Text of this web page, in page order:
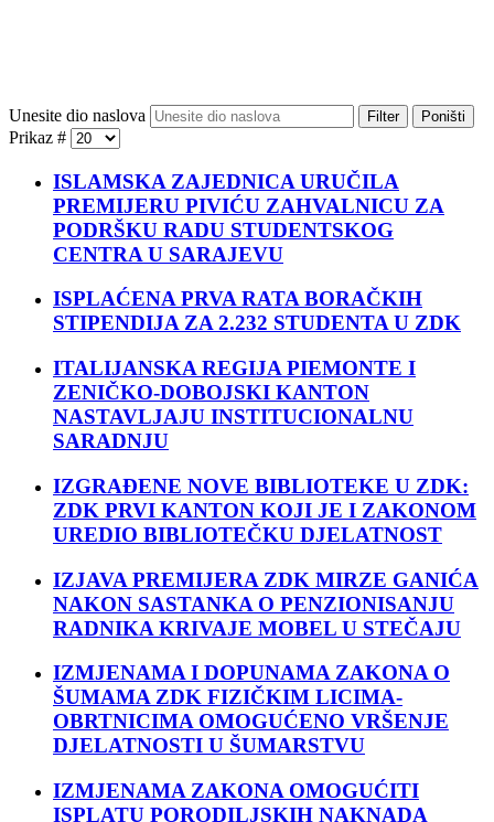
Unesite dio naslova Filter Poništi
Prikaz #
ISLAMSKA ZAJEDNICA URUČILA
PREMIJERU PIVIĆU ZAHVALNICU ZA
PODRŠKU RADU STUDENTSKOG
CENTRA U SARAJEVU
ISPLAĆENA PRVA RATA BORAČKIH
STIPENDIJA ZA 2.232 STUDENTA U ZDK
ITALIJANSKA REGIJA PIEMONTE I
ZENIČKO-DOBOJSKI KANTON
NASTAVLJAJU INSTITUCIONALNU
SARADNJU
IZGRAĐENE NOVE BIBLIOTEKE U ZDK:
ZDK PRVI KANTON KOJI JE I ZAKONOM
UREDIO BIBLIOTEČKU DJELATNOST
IZJAVA PREMIJERA ZDK MIRZE GANIĆA
NAKON SASTANKA O PENZIONISANJU
RADNIKA KRIVAJE MOBEL U STEČAJU
IZMJENAMA I DOPUNAMA ZAKONA O
ŠUMAMA ZDK FIZIČKIM LICIMA-
OBRTNICIMA OMOGUĆENO VRŠENJE
DJELATNOSTI U ŠUMARSTVU
IZMJENAMA ZAKONA OMOGUĆITI
ISPLATU PORODILJSKIH NAKNADA